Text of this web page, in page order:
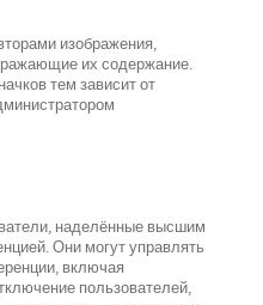
изображения,
их содержание.
тем зависит от
наделённые высшим
Они могут управлять
включая
пользователей,